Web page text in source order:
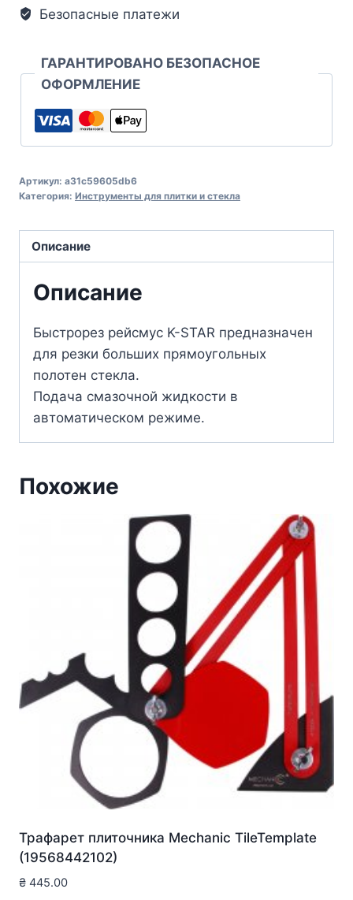
Безопасные платежи
ГАРАНТИРОВАНО БЕЗОПАСНОЕ
ОФОРМЛЕНИЕ
Артикул: a31c59605db6
Категория: Инструменты для плитки и стекла
Описание
Описание
Быстрорез рейсмус K-STAR предназначен
для резки больших прямоугольных
полотен стекла.
Подача смазочной жидкости в
автоматическом режиме.
Похожие
Трафарет плиточника Mechanic TileTemplate
(19568442102)
₴ 445.00